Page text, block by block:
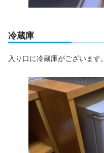
冷蔵庫
入り口に冷蔵庫がございます。